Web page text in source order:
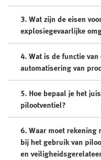
3. Wat zijn de eisen
explosiegevaarlijke
4. Wat is de functie
automatisering van
5. Hoe bepaal je het
pilootventiel?
6. Waar moet rekening
bij het gebruik van
en